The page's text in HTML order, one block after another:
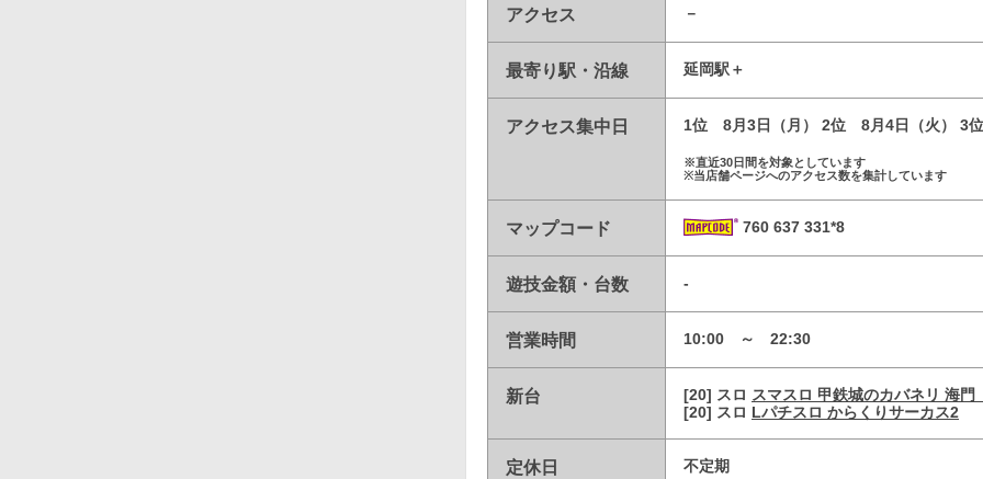
アクセス －
最寄り駅・沿線 延岡駅
アクセス集中日 1位 8月3日（月） 2位 8月4日（火） 3
※直近30日間を対象としています
※当店舗ページへのアクセス数を集計しています
マップコード 760 637 331*8
遊技金額・台数 -
営業時間 10:00 ～ 22:30
新台 [20] スロ スマスロ 甲鉄城のカバネリ 海門
[20] スロ Lパチスロ からくりサーカス2
定休日 不定期